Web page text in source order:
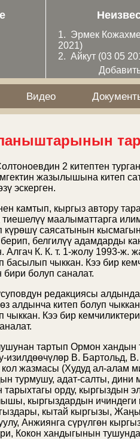
1. Эрмек
2021)
2. Айкут (03 05
Видео
2 китептен
жазылышына китеп
эскерген.
камтып, кыргыз автору
маалыматтарга
күрөшү саясатынын
белгилүү адамдарды
Алгач К. К. т. 1-жолу 1993-ж.
чыккан. Кээ бир
болуп саналат.
редакциясы
алдынча китеп болуп
Кээ бир
тартып Ормон хандын
изилдөөчүлөр В. Бартольд,
жазмасы (Худуд ал-алам
турмушу, адат-салты, дини
тарыхтагы орду, кыргыздын
кыргыздардын ичиндеги
, кытай кыргызы,
Анжиянга сүрүлгөн
Кокон хандыгынын